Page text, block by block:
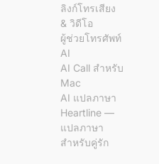
ลิงก์โทรเสียง
& วิดีโอ
ผู้ช่วยโทรศัพท์
AI
AI Call สำหรับ
Mac
AI แปลภาษา
Heartline —
แปลภาษา
สำหรับคู่รัก